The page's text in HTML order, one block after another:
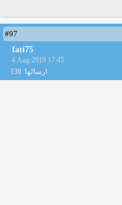
#97
fati75
4 Aug 2019 17:45
ارسالها: 138